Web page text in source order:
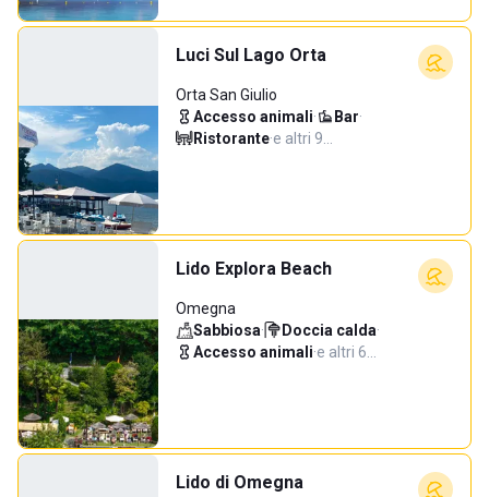
Luci Sul Lago Orta
Orta San Giulio
Accesso animali· Bar·
Ristorante·e altri 9…
Lido Explora Beach
Omegna
Sabbiosa· Doccia calda·
Accesso animali·e altri 6…
Lido di Omegna